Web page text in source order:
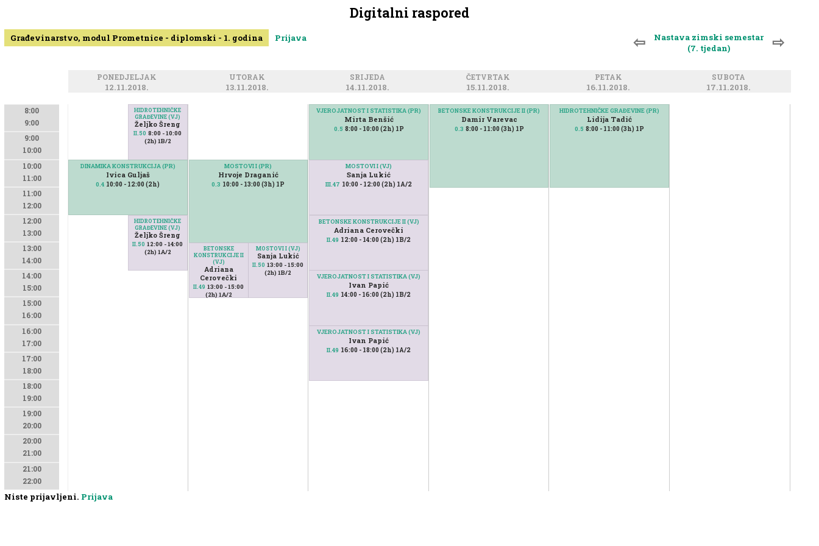
Digitalni raspored
⇦
Nastava zimski semestar
(7. tjedan)
⇨
Građevinarstvo, modul Prometnice - diplomski - 1. godina Prijava
PONEDJELJAK
12.11.2018.
UTORAK
13.11.2018.
SRIJEDA
14.11.2018.
ČETVRTAK
15.11.2018.
PETAK
16.11.2018.
SUBOTA
17.11.2018.
8:00
9:00
9:00
10:00
10:00
11:00
11:00
12:00
12:00
13:00
13:00
14:00
14:00
15:00
15:00
16:00
16:00
17:00
17:00
18:00
18:00
19:00
19:00
20:00
20:00
21:00
21:00
22:00
HIDROTEHNIČKE
GRAĐEVINE (VJ)
Željko Šreng
II.50 8:00 - 10:00
(2h) 1B/2
DINAMIKA KONSTRUKCIJA (PR)
Ivica Guljaš
0.4 10:00 - 12:00 (2h)
HIDROTEHNIČKE
GRAĐEVINE (VJ)
Željko Šreng
II.50 12:00 - 14:00
(2h) 1A/2
MOSTOVI I (PR)
Hrvoje Draganić
0.3 10:00 - 13:00 (3h) 1P
BETONSKE
KONSTRUKCIJE II
(VJ)
Adriana
Cerovečki
II.49 13:00 - 15:00
(2h) 1A/2
MOSTOVI I (VJ)
Sanja Lukić
II.50 13:00 - 15:00
(2h) 1B/2
VJEROJATNOST I STATISTIKA (PR)
Mirta Benšić
0.5 8:00 - 10:00 (2h) 1P
BETONSKE KONSTRUKCIJE II (VJ)
Adriana Cerovečki
II.49 12:00 - 14:00 (2h) 1B/2
VJEROJATNOST I STATISTIKA (VJ)
Ivan Papić
II.49 16:00 - 18:00 (2h) 1A/2
VJEROJATNOST I STATISTIKA (VJ)
Ivan Papić
II.49 14:00 - 16:00 (2h) 1B/2
MOSTOVI I (VJ)
Sanja Lukić
III.47 10:00 - 12:00 (2h) 1A/2
BETONSKE KONSTRUKCIJE II (PR)
Damir Varevac
0.3 8:00 - 11:00 (3h) 1P
HIDROTEHNIČKE GRAĐEVINE (PR)
Lidija Tadić
0.5 8:00 - 11:00 (3h) 1P
Niste prijavljeni. Prijava